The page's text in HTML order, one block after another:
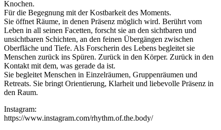
Knochen.
Für die Begegnung mit der Kostbarkeit des Moments.
Sie öffnet Räume, in denen Präsenz möglich wird. Berührt vom
Leben in all seinen Facetten, forscht sie an den sichtbaren und
unsichtbaren Schichten, an den feinen Übergängen zwischen
Oberfläche und Tiefe. Als Forscherin des Lebens begleitet sie
Menschen zurück ins Spüren. Zurück in den Körper. Zurück in den
Kontakt mit dem, was gerade da ist.
Sie begleitet Menschen in Einzelräumen, Gruppenräumen und
Retreats. Sie bringt Orientierung, Klarheit und liebevolle Präsenz in
den Raum.
Instagram:
https://www.instagram.com/rhythm.of.the.body/